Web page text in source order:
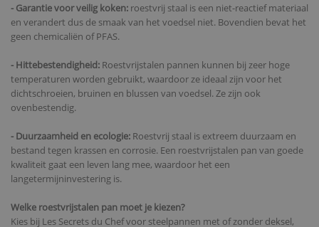
- Garantie voor veilig koken: roestvrij staal is een niet-reactief materiaal
en verandert dus de smaak van het voedsel niet. Bovendien bevat het
geen chemicaliën of PFAS.
- Hittebestendigheid: Roestvrijstalen pannen kunnen bij zeer hoge
temperaturen worden gebruikt, waardoor ze ideaal zijn voor het
dichtschroeien, bruinen en blussen van voedsel. Ze zijn ook
ovenbestendig.
- Duurzaamheid en ecologie: Roestvrij staal is extreem duurzaam en
bestand tegen krassen en corrosie. Een roestvrijstalen pan van goede
kwaliteit gaat een leven lang mee, waardoor het een
langetermijninvestering is.
Welke roestvrijstalen pan moet je kiezen?
Kies bij Les Secrets du Chef voor steelpannen met of zonder deksel,